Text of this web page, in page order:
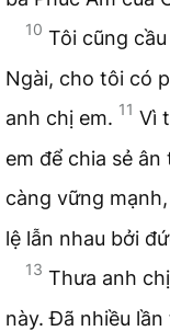
10 Tôi cũng
Ngài, cho tôi có
anh chị em. 11 Vì
em để chia sẻ
càng vững mạnh,
lệ lẫn nhau bởi
13 Thưa anh
này. Đã nhiều